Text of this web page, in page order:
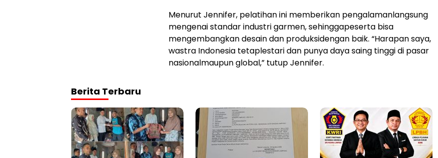
Menurut Jennifer, pelatihanini memberikan pengalamanlangsung
mengenaistandarindustrigarmen,sehinggapeserta bisa
mengembangkandesaindan produksidengan baik. “Harapansaya,
wastra Indonesia tetaplestaridan punyadayasaing tinggidi pasar
nasionalmaupunglobal,” tutupJennifer.
Berita Terbaru